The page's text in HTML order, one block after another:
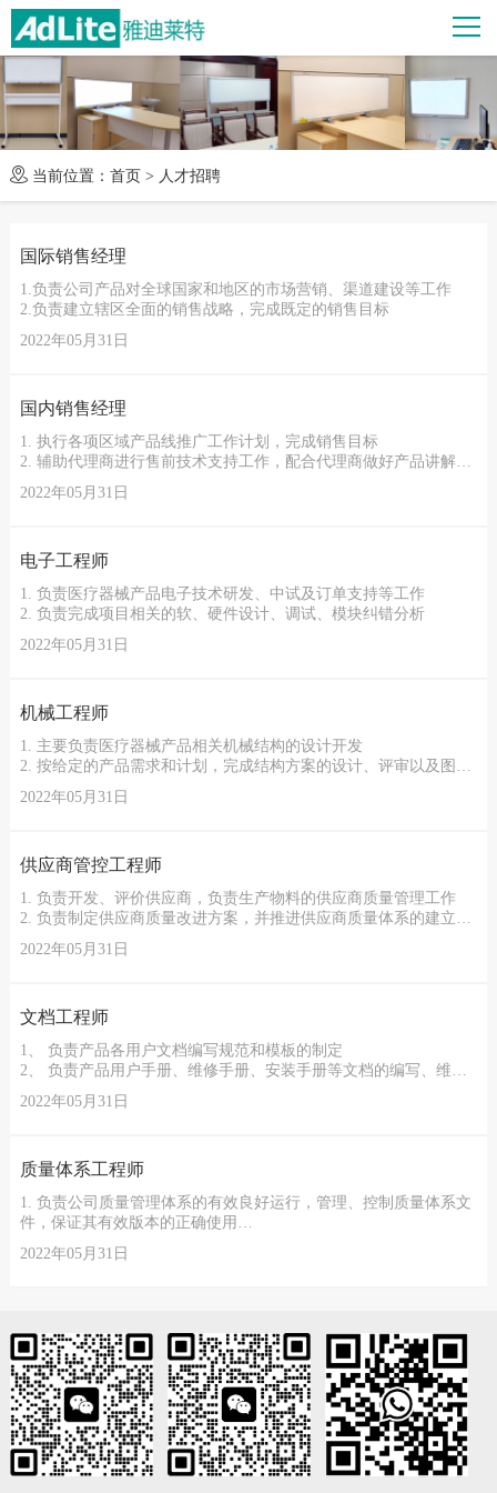
当前位置： 首页 > 人才招聘
国际销售经理
1.负责公司产品对全球国家和地区的市场营销、渠道建设等工作
2.负责建立辖区全面的销售战略，完成既定的销售目标
2022年05月31日
国内销售经理
1. 执行各项区域产品线推广工作计划，完成销售目标
2. 辅助代理商进行售前技术支持工作，配合代理商做好产品讲解、
安装培训、产品维护和市场维护等工作
2022年05月31日
电子工程师
1. 负责医疗器械产品电子技术研发、中试及订单支持等工作
2. 负责完成项目相关的软、硬件设计、调试、模块纠错分析
2022年05月31日
机械工程师
1. 主要负责医疗器械产品相关机械结构的设计开发
2. 按给定的产品需求和计划，完成结构方案的设计、评审以及图纸
绘制，样件的实现、确认，设计文件的输出归档
2022年05月31日
供应商管控工程师
1. 负责开发、评价供应商，负责生产物料的供应商质量管理工作
2. 负责制定供应商质量改进方案，并推进供应商质量体系的建立、
改进与完善
2022年05月31日
文档工程师
1、 负责产品各用户文档编写规范和模板的制定
2、 负责产品用户手册、维修手册、安装手册等文档的编写、维
护、归档和管理
2022年05月31日
质量体系工程师
1. 负责公司质量管理体系的有效良好运行，管理、控制质量体系文
件，保证其有效版本的正确使用
2. 协助、监督各部门按公司质量体系文件的要求实施质量活动
2022年05月31日